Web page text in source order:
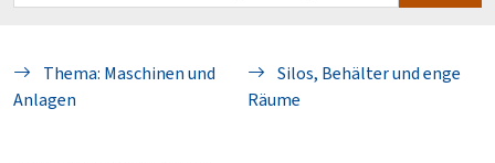
Thema: Maschinen und
Anlagen
Silos, Behälter und enge
Räume